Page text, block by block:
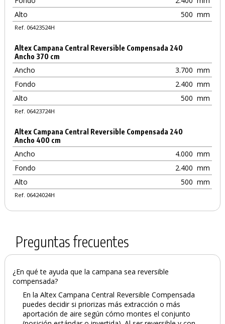
Alto
500 mm
Ref. 06423524H
Altex Campana Central Reversible Compensada 240
Ancho 370 cm
Ancho 3.700 mm
Fondo
2.400 mm
Alto
500 mm
Ref. 06423724H
Altex Campana Central Reversible Compensada 240
Ancho 400 cm
Ancho 4.000 mm
Fondo
2.400 mm
Alto
500 mm
Ref. 06424024H
Preguntas frecuentes
¿En qué te ayuda que la campana sea reversible
compensada?
En la Altex Campana Central Reversible Compensada
puedes decidir si priorizas más extracción o más
aportación de aire según cómo montes el conjunto